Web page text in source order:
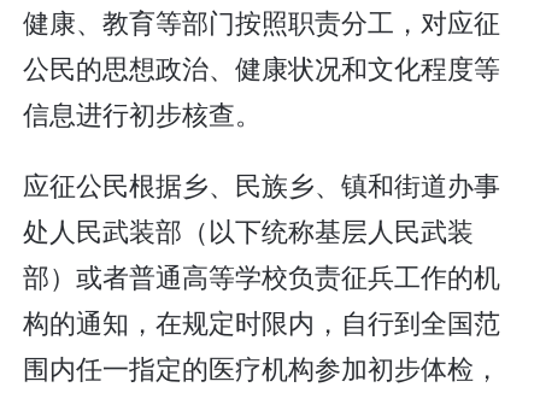
健康、教育等部门按照职责分工，对应征
公民的思想政治、健康状况和文化程度等
信息进行初步核查。
应征公民根据乡、民族乡、镇和街道办事
处人民武装部（以下统称基层人民武装
部）或者普通高等学校负责征兵工作的机
构的通知，在规定时限内，自行到全国范
围内任一指定的医疗机构参加初步体检，